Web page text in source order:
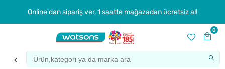
Online'dan sipariş ver, 1 saatte mağazadan ücretsiz al!
0